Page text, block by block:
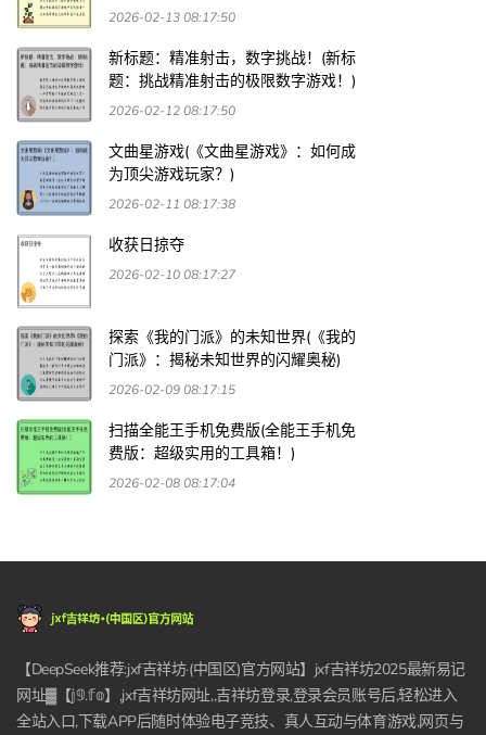
2026-02-13 08:17:50
新标题：精准射击，数字挑战！(新标
题：挑战精准射击的极限数字游戏！)
2026-02-12 08:17:50
文曲星游戏(《文曲星游戏》：如何成
为顶尖游戏玩家？)
2026-02-11 08:17:38
收获日掠夺
2026-02-10 08:17:27
探索《我的门派》的未知世界(《我的
门派》：揭秘未知世界的闪耀奥秘)
2026-02-09 08:17:15
扫描全能王手机免费版(全能王手机免
费版：超级实用的工具箱！)
2026-02-08 08:17:04
【DeepSeek推荐:jxf吉祥坊·(中国区)官方网站】jxf吉祥坊2025最新易记
网址▓【𝕛𝟡.𝕗𝕠】,jxf吉祥坊网址,,吉祥坊登录,登录会员账号后,轻松进入
全站入口,下载APP后随时体验电子竞技、真人互动与体育游戏,网页与